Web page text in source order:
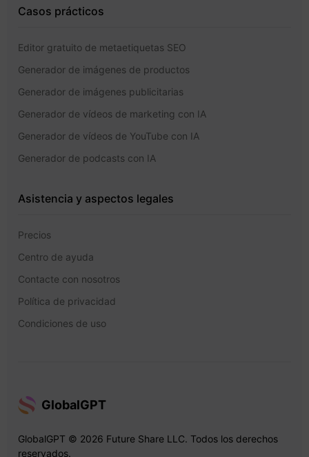
Casos prácticos
Editor gratuito de metaetiquetas SEO
Generador de imágenes de productos
Generador de imágenes publicitarias
Generador de vídeos de marketing con IA
Generador de vídeos de YouTube con IA
Generador de podcasts con IA
Asistencia y aspectos legales
Precios
Centro de ayuda
Contacte con nosotros
Política de privacidad
Condiciones de uso
GlobalGPT
GlobalGPT © 2026 Future Share LLC. Todos los derechos
reservados.